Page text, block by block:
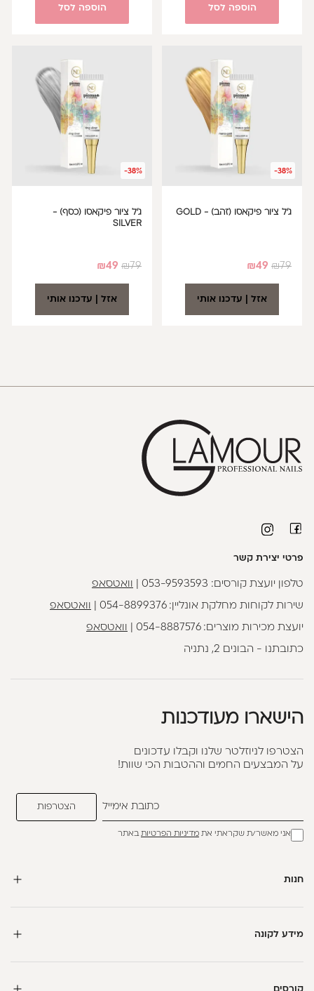
הוספה לסל הוספה לסל
-38%
ג'ל ציור פיקאסו (זהב) - GOLD
₪79
₪49
אזל | עדכנו אותי
-38%
ג'ל ציור פיקאסו (כסף) -
SILVER
₪79
₪49
אזל | עדכנו אותי
פרטי יצירת קשר
טלפון יועצת קורסים: 053-9593593 וואטסאפ
שירות לקוחות מחלקת אונליין:054-8899376 וואטסאפ
יועצת מכירות מוצרים:054-8887576 וואטסאפ
כתובתנו - הבונים 2, נתניה
הישארו מעודכנות
הצטרפו לניוזלטר שלנו וקבלו עדכונים
על המבצעים החמים וההטבות הכי שוות!
אני מאשר/ת שקראתי את מדיניות הפרטיותבאתר
חנות
מידע לקונה
קורסים